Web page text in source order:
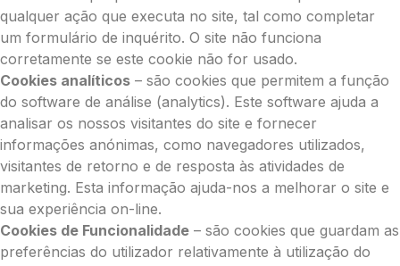
qualquer ação que executa no site, tal como completar
um formulário de inquérito. O site não funciona
corretamente se este cookie não for usado.
Cookies analíticos – são cookies que permitem a função
do software de análise (analytics). Este software ajuda a
analisar os nossos visitantes do site e fornecer
informações anónimas, como navegadores utilizados,
visitantes de retorno e de resposta às atividades de
marketing. Esta informação ajuda-nos a melhorar o site e
sua experiência on-line.
Cookies de Funcionalidade – são cookies que guardam as
preferências do utilizador relativamente à utilização do